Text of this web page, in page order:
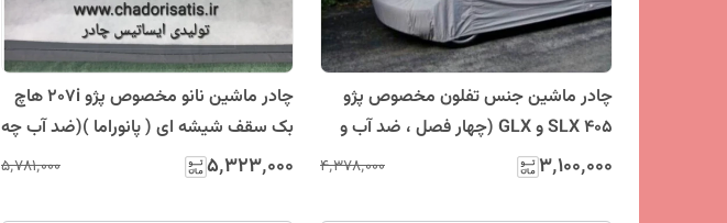
چادر ماشین جنس تفلون مخصوص پژو
405 SLX و GLX (چهار فصل ، ضد آب و
مقاوم به آفتاب)
۳٬۱۰۰٬۰۰۰ ۴٬۳۷۸٬۰۰۰
چادر ماشین نانو مخصوص پژو 207i هاچ
بک سقف شیشه ای ( پانوراما )(ضد آب چه
۵٬۳۲۳٬۰۰۰ ۵٬۷۸۱٬۰۰۰